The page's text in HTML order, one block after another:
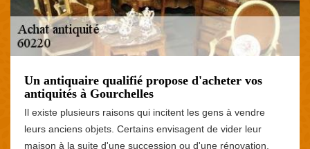
Un antiquaire qualifié propose d'acheter vos
antiquités à Gourchelles
Il existe plusieurs raisons qui incitent les gens à vendre
leurs anciens objets. Certains envisagent de vider leur
maison à la suite d'une succession ou d'une rénovation,